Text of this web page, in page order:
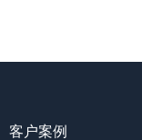
客户案例